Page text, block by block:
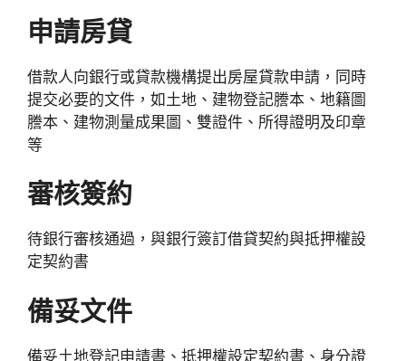
申請房貸
借款人向銀行或貸款機構提出房屋貸款申請，同時
提交必要的文件，如土地、建物登記謄本、地籍圖
謄本、建物測量成果圖、雙證件、所得證明及印章
等
審核簽約
待銀行審核通過，與銀行簽訂借貸契約與抵押權設
定契約書
備妥文件
備妥土地登記申請書、抵押權設定契約書、身分證